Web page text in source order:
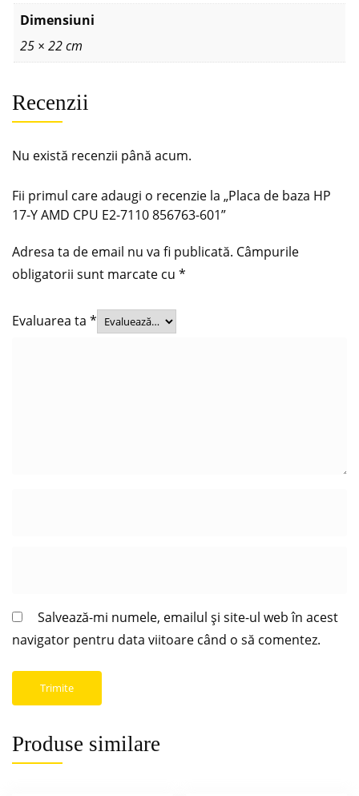
Dimensiuni
25 × 22 cm
Recenzii
Nu există recenzii până acum.
Fii primul care adaugi o recenzie la „Placa de baza HP
17-Y AMD CPU E2-7110 856763-601”
Adresa ta de email nu va fi publicată. Câmpurile
obligatorii sunt marcate cu *
Evaluarea ta *
Salvează-mi numele, emailul și site-ul web în acest
navigator pentru data viitoare când o să comentez.
Produse similare